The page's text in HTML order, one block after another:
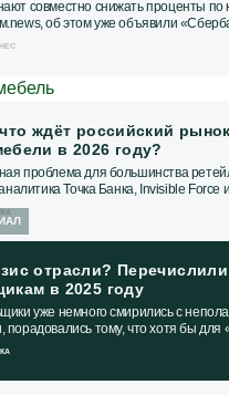
совместно снижать проценты по
об этом уже объявили
ждёт российский рынок
в 2026 году?
проблема для большинства
аналитика Точка Банка, Invisible
отрасли?
в 2025 году
уже немного смирились с
порадовались тому, что хотя бы для